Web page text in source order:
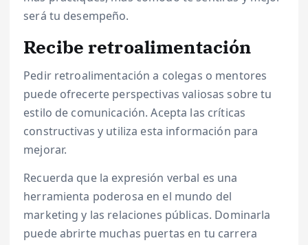
será tu desempeño.
Recibe retroalimentación
Pedir retroalimentación a colegas o mentores
puede ofrecerte perspectivas valiosas sobre tu
estilo de comunicación. Acepta las críticas
constructivas y utiliza esta información para
mejorar.
Recuerda que la expresión verbal es una
herramienta poderosa en el mundo del
marketing y las relaciones públicas. Dominarla
puede abrirte muchas puertas en tu carrera